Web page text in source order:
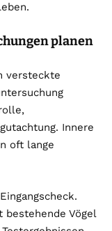
planen
versteckte
Innere
oft lange
bestehende Vögel